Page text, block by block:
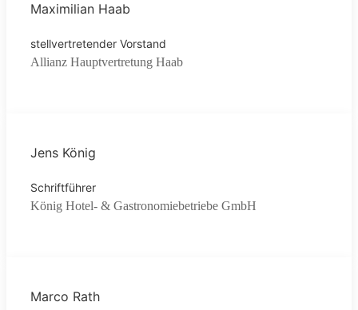
Maximilian Haab
stellvertretender Vorstand
Allianz Hauptvertretung Haab
Jens König
Schriftführer
König Hotel- & Gastronomiebetriebe GmbH
Marco Rath